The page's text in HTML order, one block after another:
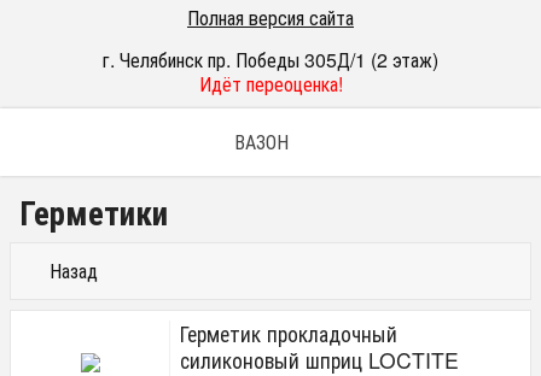
Полная версия сайта
г. Челябинск пр. Победы 305Д/1 (2 этаж)
Идёт переоценка!
ВАЗОН
Герметики
Назад
Герметик прокладочный
силиконовый шприц LOCTITE